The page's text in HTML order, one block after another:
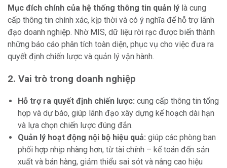
Mục đích chính của hệ thống thông tin quản lý là cung
cấp thông tin chính xác, kịp thời và có ý nghĩa để hỗ trợ lãnh
đạo doanh nghiệp. Nhờ MIS, dữ liệu rời rạc được biến thành
những báo cáo phân tích toàn diện, phục vụ cho việc đưa ra
quyết định chiến lược và quản lý vận hành.
2. Vai trò trong doanh nghiệp
Hỗ trợ ra quyết định chiến lược: cung cấp thông tin tổng
hợp và dự báo, giúp lãnh đạo xây dựng kế hoạch dài hạn
và lựa chọn chiến lược đúng đắn.
Quản lý hoạt động nội bộ hiệu quả: giúp các phòng ban
phối hợp nhịp nhàng hơn, từ tài chính – kế toán đến sản
xuất và bán hàng, giảm thiểu sai sót và nâng cao hiệu